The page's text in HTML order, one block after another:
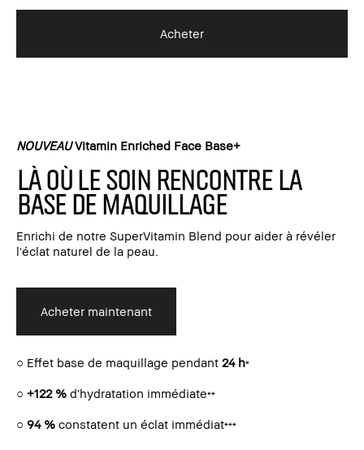
Acheter
NOUVEAUVitamin Enriched Face Base+
Là où le soin rencontre la
base de maquillage
Enrichi de notre SuperVitamin Blend pour aider à révéler
l'éclat naturel de la peau.
Acheter maintenant
○ Effet base de maquillage pendant 24 h*
○ +122 % d'hydratation immédiate**
○ 94 % constatent un éclat immédiat***